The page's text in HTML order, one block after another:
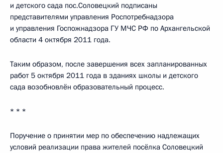
и детского сада пос.Соловецкий подписаны
представителями управления Роспотребнадзора
и управления Госпожнадзора ГУ МЧС РФ по Архангельской
области 4 октября 2011 года.
Таким образом, после завершения всех запланированных
работ 5 октября 2011 года в зданиях школы и детского
сада возобновлён образовательный процесс.
* * *
Поручение о принятии мер по обеспечению надлежащих
условий реализации права жителей посёлка Соловецкий